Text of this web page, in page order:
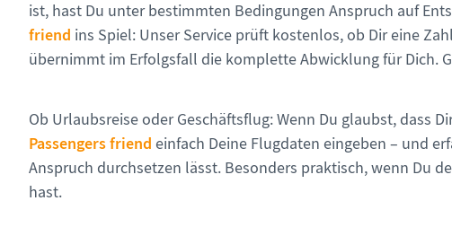
ist, hast Du unter bestimmten Bedingungen Anspruch auf
friend ins Spiel: Unser Service prüft kostenlos, ob Dir eine
übernimmt im Erfolgsfall die komplette Abwicklung für Dich.
Ob Urlaubsreise oder Geschäftsflug: Wenn Du glaubst, dass
Passengers friend einfach Deine Flugdaten eingeben – und
Anspruch durchsetzen lässt. Besonders praktisch, wenn Du
hast.